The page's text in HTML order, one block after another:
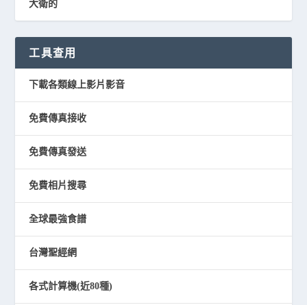
大衛的
工具查用
下載各類線上影片影音
免費傳真接收
免費傳真發送
免費相片搜尋
全球最強食譜
台灣聖經網
各式計算機(近80種)